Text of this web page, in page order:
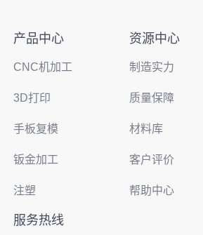
产品中心
CNC机加工
3D打印
手板复模
钣金加工
注塑
资源中心
制造实力
质量保障
材料库
客户评价
帮助中心
服务热线